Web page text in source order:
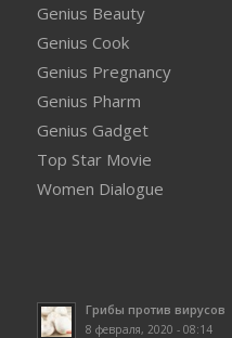
Genius Beauty
Genius Cook
Genius Pregnancy
Genius Pharm
Genius Gadget
Top Star Movie
Women Dialogue
Грибы против вирусов
8 февраля, 2020 - 08:14